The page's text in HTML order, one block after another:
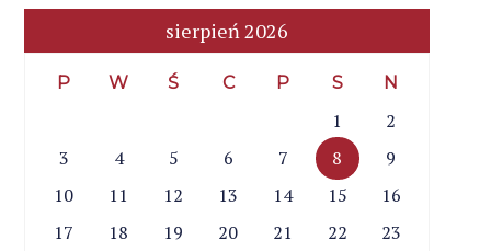
sierpień 2026
P W Ś C P S N
1
2
3
4 5 6 7 8
9
10
11 12 13 14 15
16
17
18 19 20 21 22
23